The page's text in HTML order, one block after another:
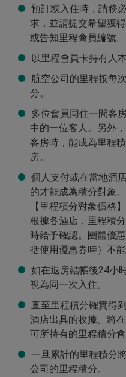
日航關西機場酒店
淡路日航大酒店
姬路日航酒店
奈良日航酒店
福岡日航酒店
長崎豪斯登堡日航酒
熊本日航酒店
大分綠洲塔日航酒店
沖繩阿利比拉日航度
大連日航飯店
蘇州日航酒店
常熟日航酒店
無錫日航飯店
厦門日航酒店
福岡天神日航都市酒
長崎日航都市酒店
宮崎日航都市酒店
那霸日航都市酒店
曼谷日航都市酒店
預訂或入住時，請務
求，並請提交希望獲
或告知里程會員編號。
以里程會員卡持有人
航空公司的里程按每
分。
多位會員同住一間客
中的一位客人。另外
客房時，能成為里程
房。
個人支付或在當地酒
的才能成為積分對象。
【里程積分對象價格】
根據各酒店，里程積
時給予確認。團體優
括使用優惠券時）不能
如在退房結帳後24小
視為同一次入住。
直至里程積分確實得
酒店出具的收據。將
可所持有的里程積分
一旦累計的里程積分
公司的里程積分。